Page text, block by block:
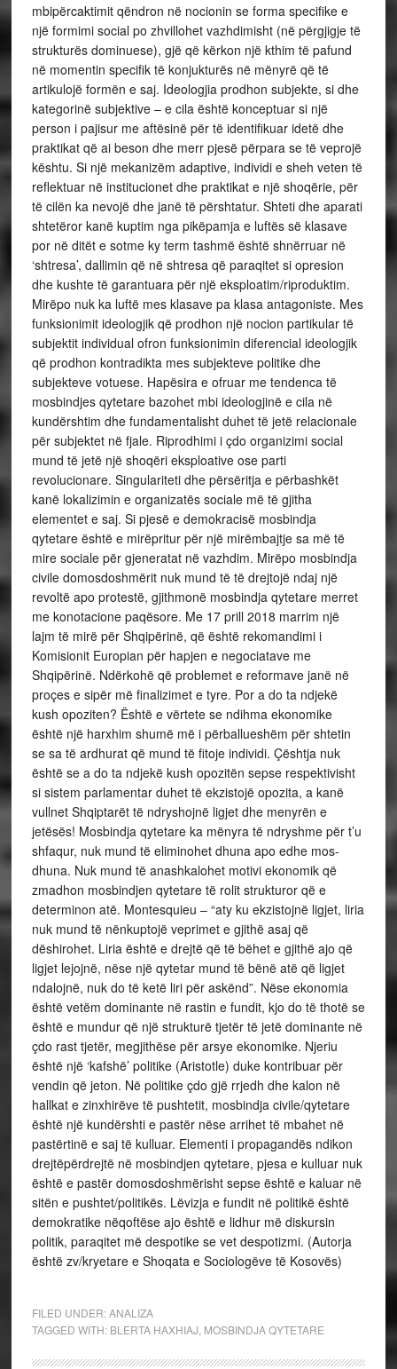
mbipërcaktimit qëndron në nocionin se forma specifike e
një formimi social po zhvillohet vazhdimisht (në përgjigje të
strukturës dominuese), gjë që kërkon një kthim të pafund
në momentin specifik të konjukturës në mënyrë që të
artikulojë formën e saj. Ideologjia prodhon subjekte, si dhe
kategorinë subjektive – e cila është konceptuar si një
person i pajisur me aftësinë për të identifikuar idetë dhe
praktikat që ai beson dhe merr pjesë përpara se të veprojë
kështu. Si një mekanizëm adaptive, individi e sheh veten të
reflektuar në institucionet dhe praktikat e një shoqërie, për
të cilën ka nevojë dhe janë të përshtatur. Shteti dhe aparati
shtetëror kanë kuptim nga pikëpamja e luftës së klasave
por në ditët e sotme ky term tashmë është shnërruar në
‘shtresa’, dallimin që në shtresa që paraqitet si opresion
dhe kushte të garantuara për një eksploatim/riproduktim.
Mirëpo nuk ka luftë mes klasave pa klasa antagoniste. Mes
funksionimit ideologjik që prodhon një nocion partikular të
subjektit individual ofron funksionimin diferencial ideologjik
që prodhon kontradikta mes subjekteve politike dhe
subjekteve votuese. Hapësira e ofruar me tendenca të
mosbindjes qytetare bazohet mbi ideologjinë e cila në
kundërshtim dhe fundamentalisht duhet të jetë relacionale
për subjektet në fjale. Riprodhimi i çdo organizimi social
mund të jetë një shoqëri eksploative ose parti
revolucionare. Singulariteti dhe përsëritja e përbashkët
kanë lokalizimin e organizatës sociale më të gjitha
elementet e saj. Si pjesë e demokracisë mosbindja
qytetare është e mirëpritur për një mirëmbajtje sa më të
mire sociale për gjeneratat në vazhdim. Mirëpo mosbindja
civile domosdoshmërit nuk mund të të drejtojë ndaj një
revoltë apo protestë, gjithmonë mosbindja qytetare merret
me konotacione paqësore. Me 17 prill 2018 marrim një
lajm të mirë për Shqipërinë, që është rekomandimi i
Komisionit Europian për hapjen e negociatave me
Shqipërinë. Ndërkohë që problemet e reformave janë në
proçes e sipër më finalizimet e tyre. Por a do ta ndjekë
kush opoziten? Është e vërtete se ndihma ekonomike
është një harxhim shumë më i përballueshëm për shtetin
se sa të ardhurat që mund të fitoje individi. Çështja nuk
është se a do ta ndjekë kush opozitën sepse respektivisht
si sistem parlamentar duhet të ekzistojë opozita, a kanë
vullnet Shqiptarët të ndryshojnë ligjet dhe menyrën e
jetësës! Mosbindja qytetare ka mënyra të ndryshme për t’u
shfaqur, nuk mund të eliminohet dhuna apo edhe mos-
dhuna. Nuk mund të anashkalohet motivi ekonomik që
zmadhon mosbindjen qytetare të rolit strukturor që e
determinon atë. Montesquieu – “aty ku ekzistojnë ligjet, liria
nuk mund të nënkuptojë veprimet e gjithë asaj që
dëshirohet. Liria është e drejtë që të bëhet e gjithë ajo që
ligjet lejojnë, nëse një qytetar mund të bënë atë që ligjet
ndalojnë, nuk do të ketë liri për askënd”. Nëse ekonomia
është vetëm dominante në rastin e fundit, kjo do të thotë se
është e mundur që një strukturë tjetër të jetë dominante në
çdo rast tjetër, megjithëse për arsye ekonomike. Njeriu
është një ‘kafshë’ politike (Aristotle) duke kontribuar për
vendin që jeton. Në politike çdo gjë rrjedh dhe kalon në
hallkat e zinxhirëve të pushtetit, mosbindja civile/qytetare
është një kundërshti e pastër nëse arrihet të mbahet në
pastërtinë e saj të kulluar. Elementi i propagandës ndikon
drejtëpërdrejtë në mosbindjen qytetare, pjesa e kulluar nuk
është e pastër domosdoshmërisht sepse është e kaluar në
sitën e pushtet/politikës. Lëvizja e fundit në politikë është
demokratike nëqoftëse ajo është e lidhur më diskursin
politik, paraqitet më despotike se vet despotizmi. (Autorja
është zv/kryetare e Shoqata e Sociologëve të Kosovës)
FILED UNDER:ANALIZA
TAGGED WITH: BLERTA HAXHIAJ MOSBINDJA QYTETARE